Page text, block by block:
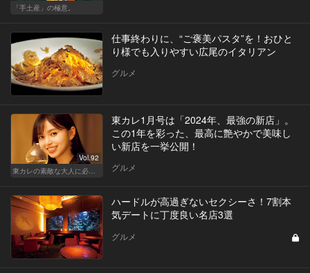
「手土産」の極意。
仕事終わりに、“ご褒美パスタ”を！おひと
り様でも入りやすい広尾のイタリアン
グルメ
Vol.92
東カレ1月号は「2024年、最強の新店」。
この1年を彩った、最高に艶やかで美味し
い新店を一挙公開！
グルメ
ハードルが高過ぎないセクシーさ！7割本
気デートに丁度良い名店3選
グルメ